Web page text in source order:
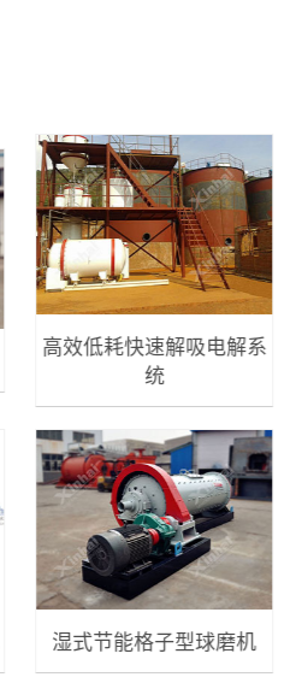
高效低耗快速解吸电解系
统
湿式节能格子型球磨机